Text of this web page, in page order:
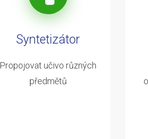
Syntetizátor
Propojovat učivo různých
předmětů